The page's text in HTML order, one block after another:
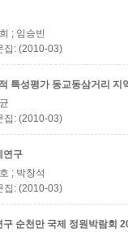
; 임승빈
집: (2010-03)
특성평가 동교동삼거리 지
집: (2010-03)
연구
; 박창석
집: (2010-03)
구 순천만 국제 정원박람회